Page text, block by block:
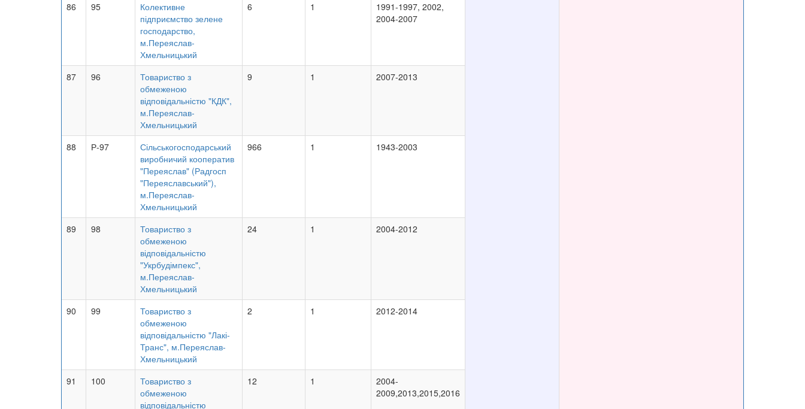
86 95
Колективне
підприємство зелене
господарство,
м.Переяслав-
Хмельницький
6 1
1991-1997, 2002,
2004-2007
87 96
Товариство з
обмеженою
відповідальністю "КДК",
м.Переяслав-
Хмельницький
9 1 2007-2013
88 Р-97
Сільськогосподарський
виробничий кооператив
"Переяслав" (Радгосп
"Переяславський"),
м.Переяслав-
Хмельницький
966 1 1943-2003
89 98
Товариство з
обмеженою
відповідальністю
"Укрбудімпекс",
м.Переяслав-
Хмельницький
24 1 2004-2012
90 99
Товариство з
обмеженою
відповідальністю "Лакі-
Транс", м.Переяслав-
Хмельницький
2 1 2012-2014
91 100
Товариство з
обмеженою
відповідальністю
12 1
2004-
2009,2013,2015,2016